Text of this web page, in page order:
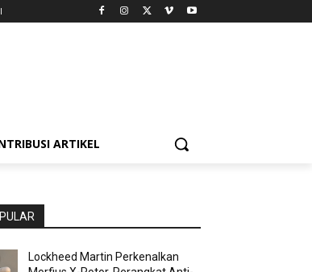
ARTIKEL
Lockheed Martin Perkenalkan